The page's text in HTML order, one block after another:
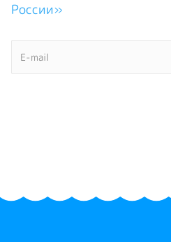
России»